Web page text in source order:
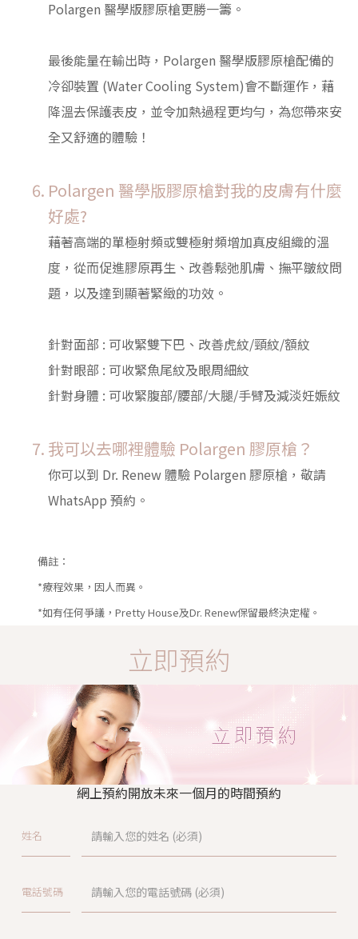
Polargen 醫學版膠原槍更勝一籌。
最後能量在輸出時，Polargen 醫學版膠原槍配備的
冷卻裝置 (Water Cooling System)會不斷運作，藉
降溫去保護表皮，並令加熱過程更均勻，為您帶來安
全又舒適的體驗！
Polargen 醫學版膠原槍對我的皮膚有什麼
好處?
藉著高端的單極射頻或雙極射頻增加真皮組織的溫
度，從而促進膠原再生、改善鬆弛肌膚、撫平皺紋問
題，以及達到顯著緊緻的功效。
針對面部 : 可收緊雙下巴、改善虎紋/頸紋/額紋
針對眼部 : 可收緊魚尾紋及眼周細紋
針對身體 : 可收緊腹部/腰部/大腿/手臂及減淡妊娠紋
我可以去哪裡體驗 Polargen 膠原槍？
你可以到 Dr. Renew 體驗 Polargen 膠原槍，敬請
WhatsApp 預約。
備註：
*療程效果，因人而異。
*如有任何爭議，Pretty House及Dr. Renew保留最終決定權。
立即預約
網上預約開放未來一個月的時間預約
姓名
電話號碼